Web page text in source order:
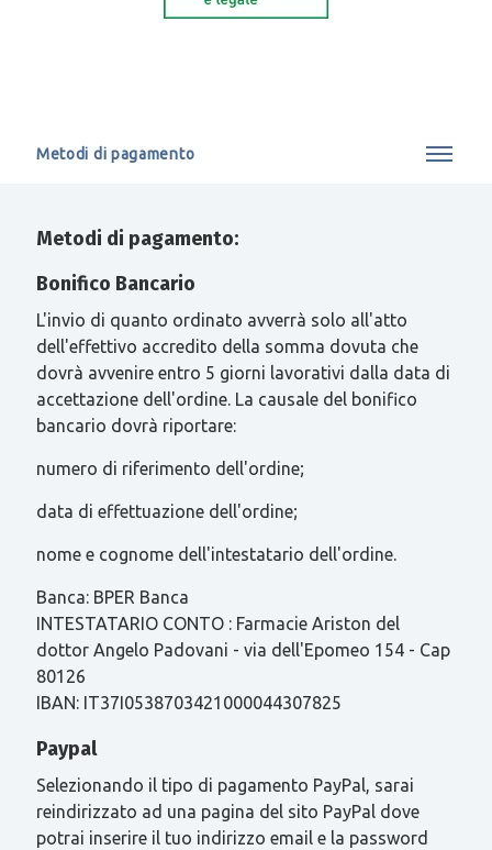
Metodi di pagamento
Metodi di pagamento:
Bonifico Bancario
L'invio di quanto ordinato avverrà solo all'atto
dell'effettivo accredito della somma dovuta che
dovrà avvenire entro 5 giorni lavorativi dalla data di
accettazione dell'ordine. La causale del bonifico
bancario dovrà riportare:
numero di riferimento dell'ordine;
data di effettuazione dell'ordine;
nome e cognome dell'intestatario dell'ordine.
Banca: BPER Banca
INTESTATARIO CONTO : Farmacie Ariston del
dottor Angelo Padovani - via dell'Epomeo 154 - Cap
80126
IBAN: IT37I0538703421000044307825
Paypal
Selezionando il tipo di pagamento PayPal, sarai
reindirizzato ad una pagina del sito PayPal dove
potrai inserire il tuo indirizzo email e la password